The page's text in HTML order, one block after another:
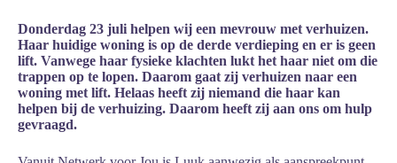
Donderdag 23 juli helpen wij een mevrouw met verhuizen.
Haar huidige woning is op de derde verdieping en er is geen
lift. Vanwege haar fysieke klachten lukt het haar niet om die
trappen op te lopen. Daarom gaat zij verhuizen naar een
woning met lift. Helaas heeft zij niemand die haar kan
helpen bij de verhuizing. Daarom heeft zij aan ons om hulp
gevraagd.